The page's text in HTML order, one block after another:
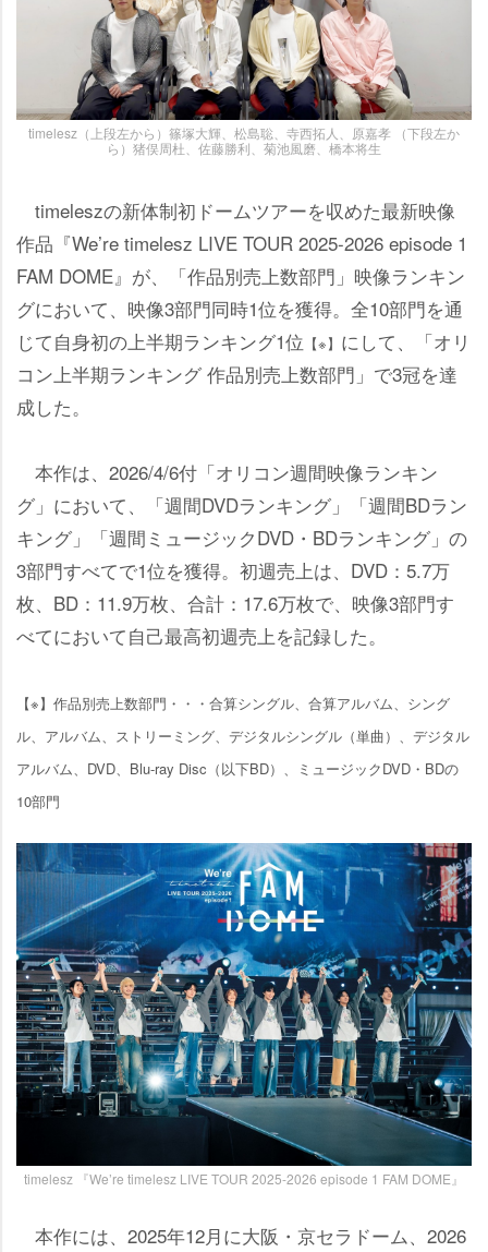
timelesz（上段左から）篠塚大輝、松島聡、寺西拓人、原嘉孝 （下段左か
ら）猪俣周杜、佐藤勝利、菊池風磨、橋本将生
timeleszの新体制初ドームツアーを収めた最新映像
作品『We’re timelesz LIVE TOUR 2025-2026 episode 1
FAM DOME』が、「作品別売上数部門」映像ランキン
グにおいて、映像3部門同時1位を獲得。全10部門を通
じて自身初の上半期ランキング1位 【※】 にして、「オリ
コン上半期ランキング 作品別売上数部門」で3冠を達
成した。
本作は、2026/4/6付「オリコン週間映像ランキン
グ」において、「週間DVDランキング」「週間BDラン
キング」「週間ミュージックDVD・BDランキング」の
3部門すべてで1位を獲得。初週売上は、DVD：5.7万
枚、BD：11.9万枚、合計：17.6万枚で、映像3部門す
べてにおいて自己最高初週売上を記録した。
【※】作品別売上数部門・・・合算シングル、合算アルバム、シング
ル、アルバム、ストリーミング、デジタルシングル（単曲）、デジタル
アルバム、DVD、Blu-ray Disc（以下BD）、ミュージックDVD・BDの
10部門
timelesz 『We’re timelesz LIVE TOUR 2025-2026 episode 1 FAM DOME』
本作には、2025年12月に大阪・京セラドーム、2026